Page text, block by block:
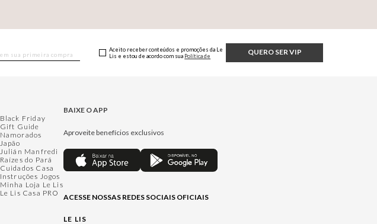
QUERO SER VIP
Aceito receber conteúdos e promoções da Le
Lis e estou de acordo com sua Política de
Black Friday
Gift Guide
Namorados
Japão
Julián Manfredi
Raízes do Pará
Cuidados Casa
Instruções Jogos
Minha Loja Le Lis
Le Lis Casa PRO
BAIXE O APP
Aproveite benefícios exclusivos
ACESSE NOSSAS REDES SOCIAIS OFICIAIS
LE LIS